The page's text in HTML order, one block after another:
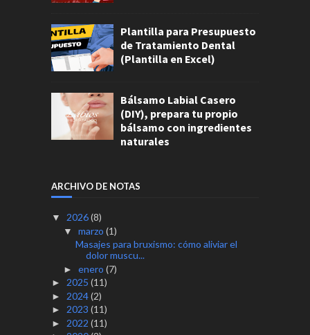
Plantilla para Presupuesto
de Tratamiento Dental
(Plantilla en Excel)
Bálsamo Labial Casero
(DIY), prepara tu propio
bálsamo con ingredientes
naturales
ARCHIVO DE NOTAS
▼ 2026(8)
▼ marzo (1)
Masajes para bruxismo: cómo aliviar el
dolor muscu...
► enero (7)
► 2025 (11)
► 2024(2)
► 2023 (11)
► 2022 (11)